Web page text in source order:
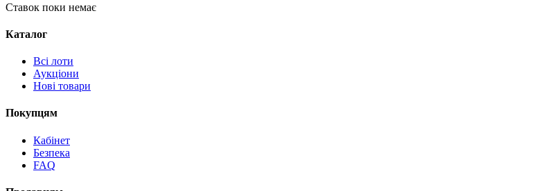
Ставок поки немає
Каталог
Всі лоти
Аукціони
Нові товари
Покупцям
Кабінет
Безпека
FAQ